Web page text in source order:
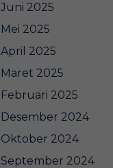
Juni 2025
Mei 2025
April 2025
Maret 2025
Februari 2025
Desember 2024
Oktober 2024
September 2024